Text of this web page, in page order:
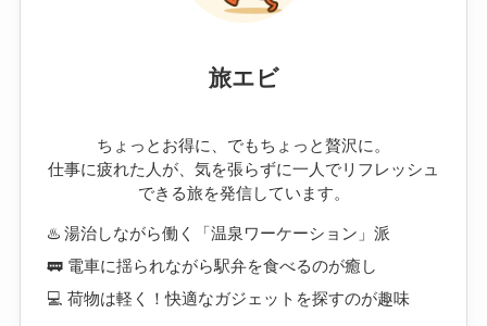
旅エビ
ちょっとお得に、でもちょっと贅沢に。
仕事に疲れた人が、気を張らずに一人でリフレッシュ
できる旅を発信しています。
♨️ 湯治しながら働く「温泉ワーケーション」派
🚃 電車に揺られながら駅弁を食べるのが癒し
💻 荷物は軽く！快適なガジェットを探すのが趣味